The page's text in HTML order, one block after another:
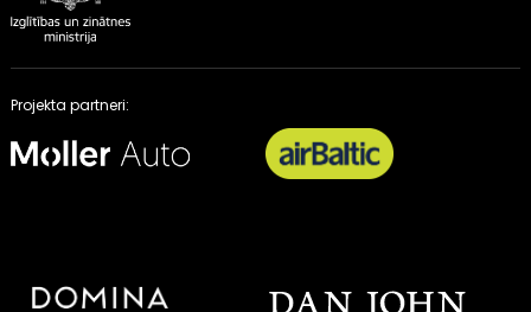
Projekta partneri: